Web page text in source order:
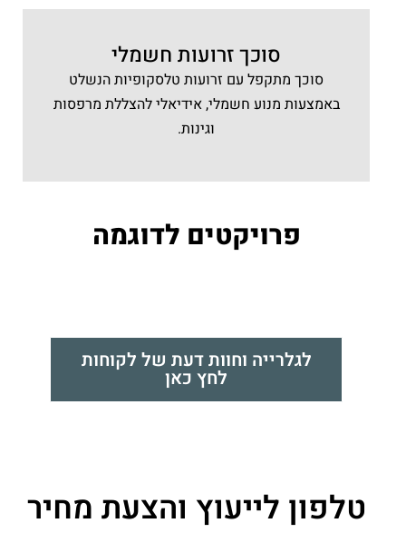
סוכך זרועות חשמלי
סוכך מתקפל עם זרועות טלסקופיות הנשלט
באמצעות מנוע חשמלי, אידיאלי להצללת מרפסות
וגינות.
פרויקטים לדוגמה
לגלרייה וחוות דעת של לקוחות
לחץ כאן
טלפון לייעוץ והצעת מחיר